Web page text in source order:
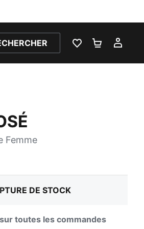
LISTE DEPANIER 0
Femme
DE STOCK
toutes les commandes